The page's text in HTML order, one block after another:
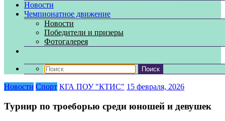
Новости
Чемпионатное движение
Новости
Победители и призеры
Фотогалерея
Новости Спорт КГА ПОУ "КТИС" 15 февраля, 2026
Турнир по троеборью среди юношей и девушек